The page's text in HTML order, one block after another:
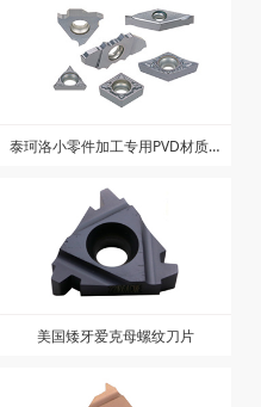
泰珂洛小零件加工专用PVD材质刀
片
美国矮牙爱克母螺纹刀片